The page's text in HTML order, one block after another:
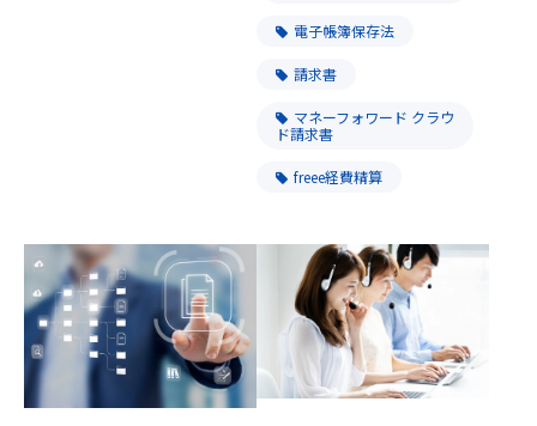
電子帳簿保存法
請求書
マネーフォワード クラウ
ド請求書
freee経費精算